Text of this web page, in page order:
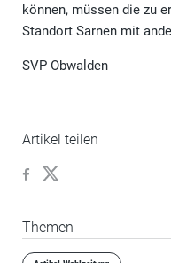
können, müssen die zu
Standort Sarnen mit
SVP Obwalden
Artikel teilen
Themen